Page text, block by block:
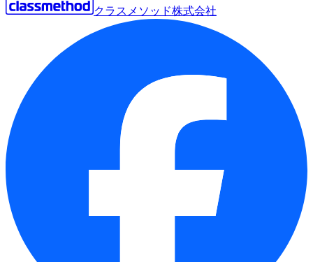
クラスメソッド株式会社